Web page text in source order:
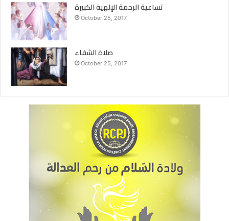
تساعية الرحمة الإلهية الكبيرة
October 25, 2017
صلاة الشفاء
October 25, 2017